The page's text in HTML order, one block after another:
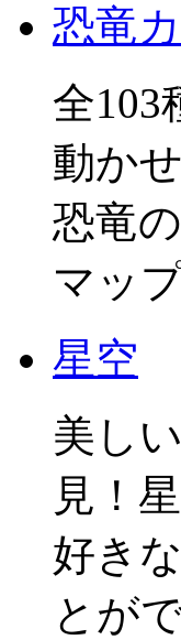
恐竜
全103
動か
恐竜
マッ
星空
美し
見！
好き
とが